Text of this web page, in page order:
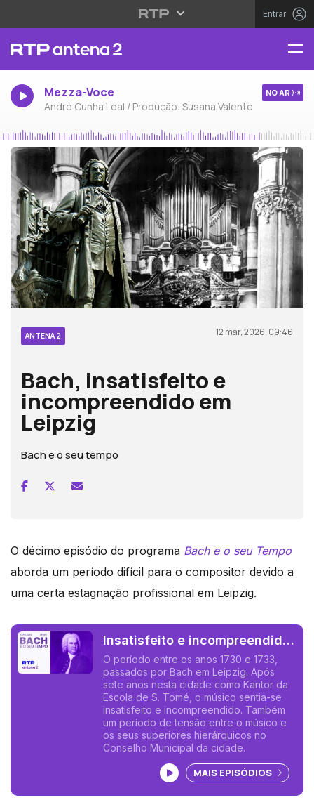
Entrar
Mezza-Voce
André Cunha Leal / Produção: Susana Valente
NO AR
ANTENA 2 12 mar, 2026, 09:46
Bach, insatisfeito e
incompreendido em
Leipzig
Bach e o seu tempo
O décimo episódio do programa Bach e o seu Tempo
aborda um período difícil para o compositor devido a
uma certa estagnação profissional em Leipzig.
Insatisfeito e incompreendido
em Leipzig
O período entre os anos 1730 e 1733,
passados por Bach em Leipzig. Após
sete anos nesta cidade como Kantor da
Escola de S. Tomé, o músico sentia-se
insatisfeito e incompreendido. Também
um período de tensão entre o músico e
os seus superiores hierárquicos no
Conselho Municipal da cidade.
Ouvir podcast
MAIS EPISÓDIOS